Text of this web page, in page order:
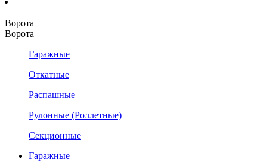
Ворота
Ворота
Гаражные
Откатные
Распашные
Рулонные (Роллетные)
Секционные
Гаражные